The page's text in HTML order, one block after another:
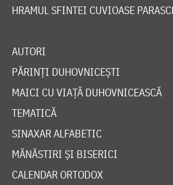
HRAMUL SFINTEI CUVIOASE
AUTORI
PĂRINȚI DUHOVNICEȘTI
MAICI CU VIAȚĂ DUHOVNICEASCĂ
TEMATICĂ
SINAXAR ALFABETIC
MĂNĂSTIRI ȘI BISERICI
CALENDAR ORTODOX